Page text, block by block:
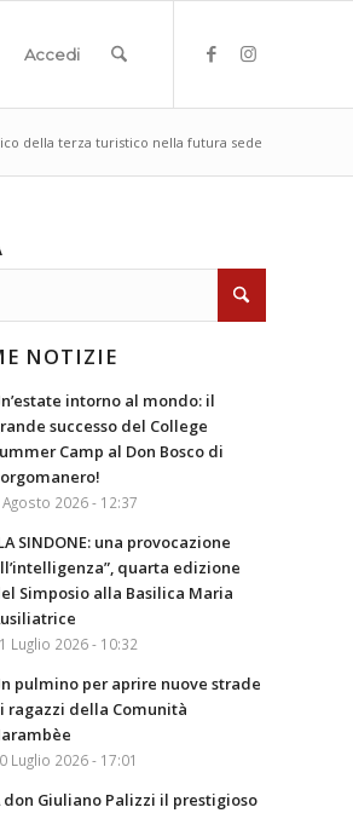
Accedi
della terza turistico nella futura sede
NOTIZIE
intorno al mondo: il
successo del College
Camp al Don Bosco di
Agosto 2026 - 12:37
SINDONE: una provocazione
quarta edizione
Simposio alla Basilica Maria
Luglio 2026 - 10:32
pulmino per aprire nuove strade
ragazzi della Comunità
Luglio 2026 - 17:01
don Giuliano Palizzi il prestigioso